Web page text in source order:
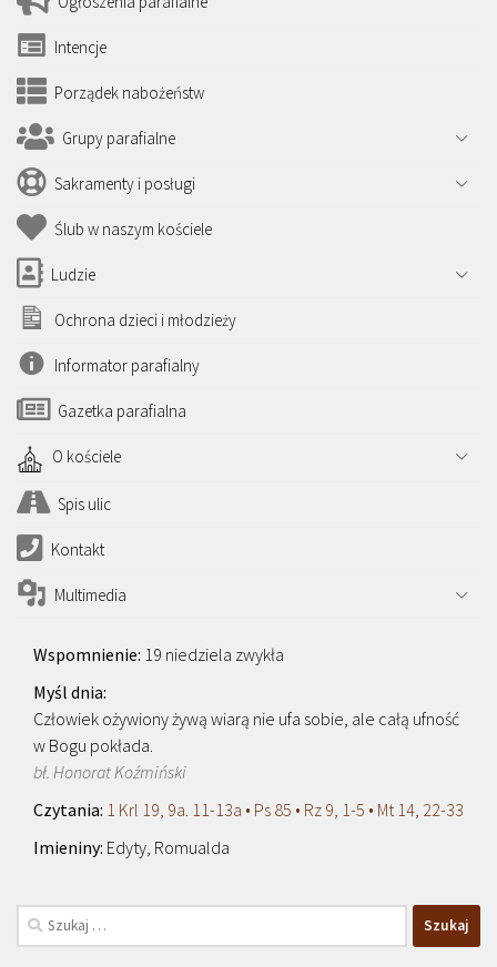
Intencje
Porządek nabożeństw
Grupy parafialne
Sakramenty i posługi
Ślub w naszym kościele
Ludzie
Ochrona dzieci i młodzieży
Informator parafialny
Gazetka parafialna
O kościele
Spis ulic
Kontakt
Multimedia
19 niedziela zwykła
Człowiek ożywiony żywą wiarą nie ufa sobie, ale całą ufność
w Bogu pokłada.
bł. Honorat Koźmiński
1 Krl 19, 9a. 11-13a • Ps 85 • Rz 9, 1-5 • Mt 14, 22-33
Edyty, Romualda
Szukaj: